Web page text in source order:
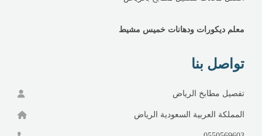
معلم ديكورات ودهانات خميس مشيط
تواصل بنا
تفصيل مطابخ الرياض
المملكة العربية السعودية الرياض